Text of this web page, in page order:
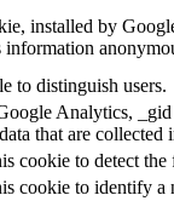
installed by
information
to distinguish users.
Analytics,
that are
cookie to detect
cookie to identify a